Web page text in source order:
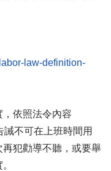
law-definition-
依照法令內容
不可在上班時間用
犯勸導不聽，或要舉